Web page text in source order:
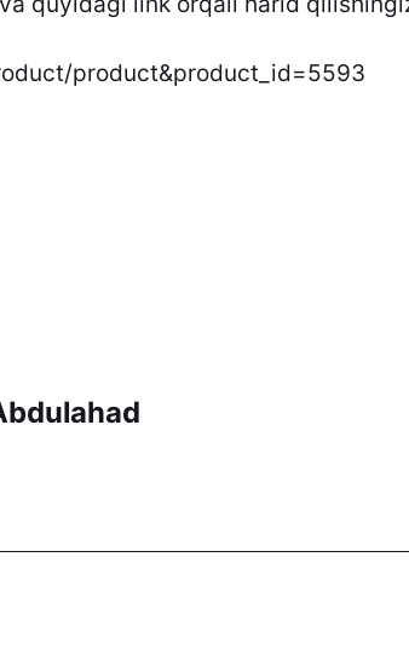
product&product_id=5593